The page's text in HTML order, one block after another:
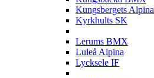
Kungsbergets Alpina
Kyrkhults SK
Lerums BMX
Luleå Alpina
Lycksele IF